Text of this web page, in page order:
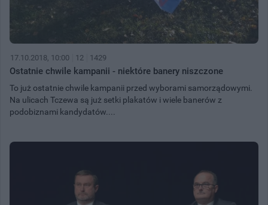
17.10.2018, 10:00 12 1429
Ostatnie chwile kampanii - niektóre banery niszczone
To już ostatnie chwile kampanii przed wyborami samorządowymi.
Na ulicach Tczewa są już setki plakatów i wiele banerów z
podobiznami kandydatów....